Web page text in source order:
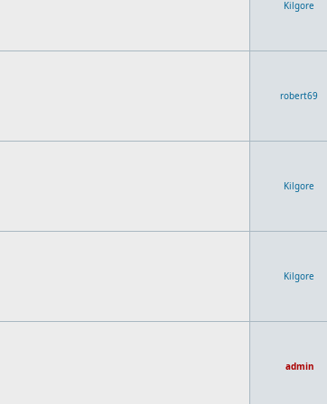
Kilgore
robert69
Kilgore
Kilgore
admin